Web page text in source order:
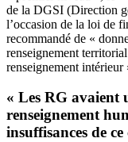
de la DGSI (Direction
l’occasion de la loi de
recommandé de «
renseignement
renseignement intérieur
« Les RG avaient
renseignement
insuffisances de ce